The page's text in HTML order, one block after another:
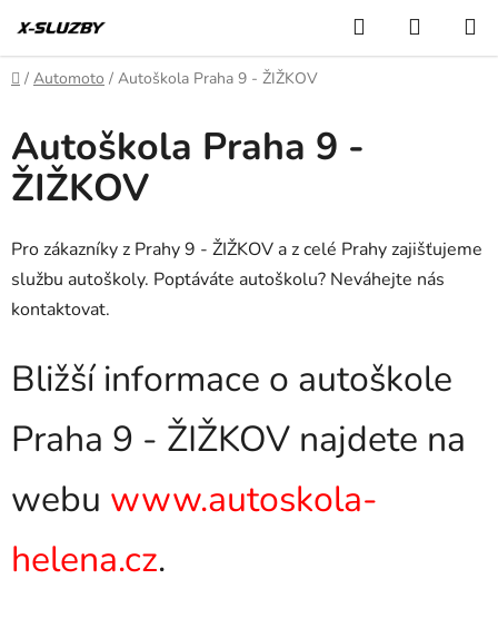
na
obsah
Hledat
KOŠÍK
Domů
/ Automoto / Autoškola Praha 9 - ŽIŽKOV
Autoškola Praha 9 -
ŽIŽKOV
Pro zákazníky z Prahy 9 - ŽIŽKOV a z celé Prahy zajišťujeme
službu autoškoly. Poptáváte autoškolu? Neváhejte nás
kontaktovat.
Bližší informace o autoškole
Praha 9 - ŽIŽKOV najdete na
webu www.autoskola-
helena.cz.